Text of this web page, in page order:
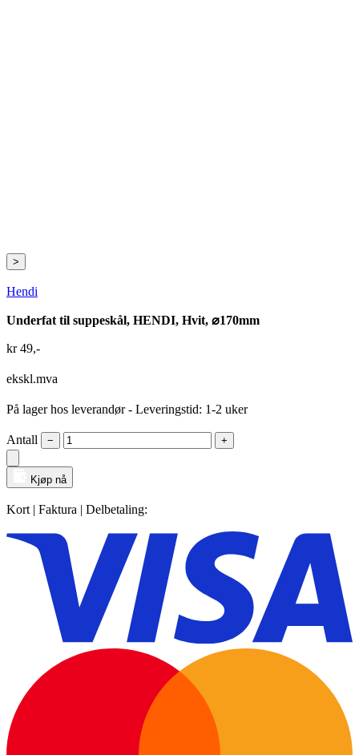
>
Hendi
Underfat til suppeskål, HENDI, Hvit, ⌀170mm
kr49,-
ekskl.mva
På lager hos leverandør- Leveringstid: 1-2 uker
Antall − +
Kjøp nå
Kort | Faktura | Delbetaling: